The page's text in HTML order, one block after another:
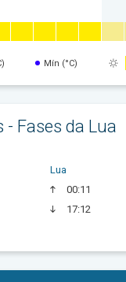
Mín (°C)
Fases da Lua
Lua
00:11
17:12